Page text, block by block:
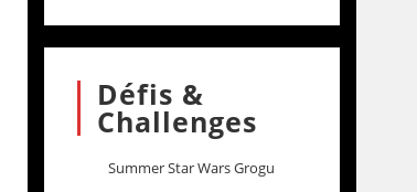
Défis &
Challenges
Summer Star Wars Grogu